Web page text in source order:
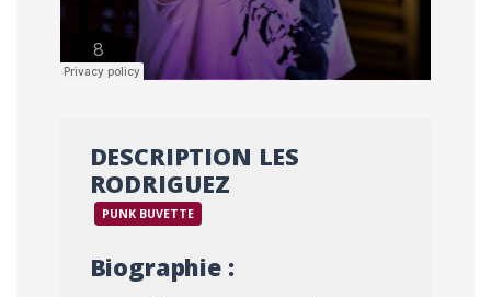
DESCRIPTION LES
RODRIGUEZ
PUNK BUVETTE
Biographie :